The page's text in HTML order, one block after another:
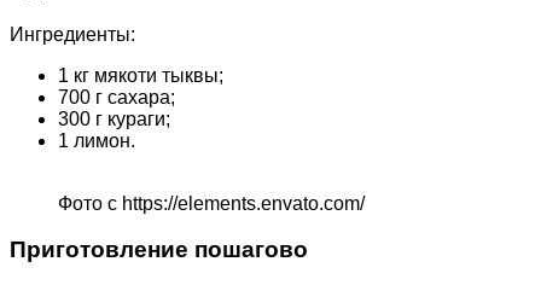
Ингредиенты:
1 кг мякоти тыквы;
700 г сахара;
300 г кураги;
1 лимон.
Фото с https://elements.envato.com/
Приготовление пошагово